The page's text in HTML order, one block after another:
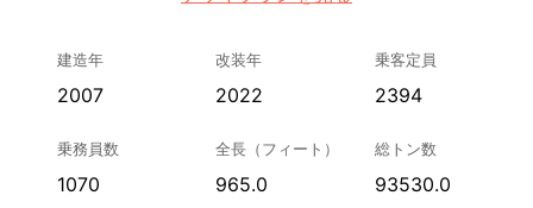
建造年
2007
改装年
2022
乗客定員
2394
乗務員数
1070
全長（フィート）
965.0
総トン数
93530.0